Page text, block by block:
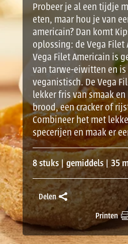
Probeer je al een tijdje
eten, maar hou je van
americain? Dan komt
oplossing: de Vega Filet
Vega Filet Americain is
van tarwe-eiwitten en is
veganistisch. De Vega
lekker fris van smaak
brood, een cracker of
Combineer het met
specerijen en maak er
8 stuks | gemiddels | 35
Delen
Printen